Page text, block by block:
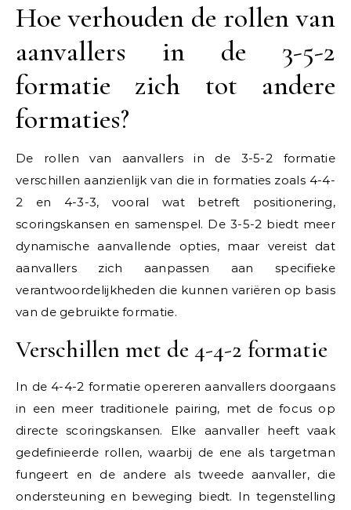
Hoe verhouden de rollen van
aanvallers in de 3-5-2
formatie zich tot andere
formaties?
De rollen van aanvallers in de 3-5-2 formatie
verschillen aanzienlijk van die in formaties zoals 4-4-
2 en 4-3-3, vooral wat betreft positionering,
scoringskansen en samenspel. De 3-5-2 biedt meer
dynamische aanvallende opties, maar vereist dat
aanvallers zich aanpassen aan specifieke
verantwoordelijkheden die kunnen variëren op basis
van de gebruikte formatie.
Verschillen met de 4-4-2 formatie
In de 4-4-2 formatie opereren aanvallers doorgaans
in een meer traditionele pairing, met de focus op
directe scoringskansen. Elke aanvaller heeft vaak
gedefinieerde rollen, waarbij de ene als targetman
fungeert en de andere als tweede aanvaller, die
ondersteuning en beweging biedt. In tegenstelling